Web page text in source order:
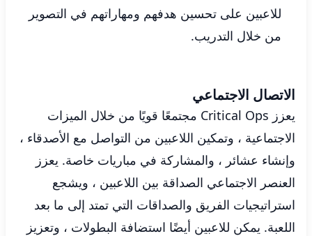
للاعبين على تحسين هدفهم ومهاراتهم في التصوير
من خلال التدريب.
الاتصال الاجتماعي
يعزز Critical Ops مجتمعًا قويًا من خلال الميزات
الاجتماعية ، وتمكين اللاعبين من التواصل مع الأصدقاء ،
وإنشاء عشائر ، والمشاركة في مباريات خاصة. يعزز
العنصر الاجتماعي الصداقة بين اللاعبين ، ويشجع
استراتيجيات الفريق والصداقات التي تمتد إلى ما بعد
اللعبة. يمكن للاعبين أيضًا استضافة البطولات ، وتعزيز